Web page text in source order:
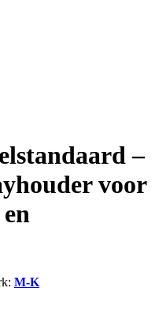
–
voor
M-K